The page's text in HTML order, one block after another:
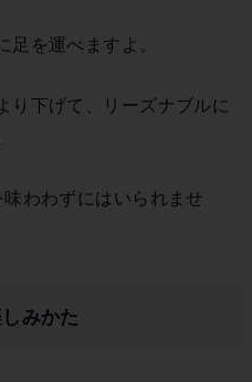
足を運べますよ。
り下げて、リーズナブルに
わわずにはいられませ
みかた